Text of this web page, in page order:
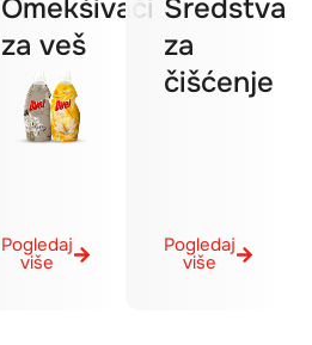
Omekšivači
za veš
Pogledaj
više
Sredstva
za
čišćenje
Pogledaj
više